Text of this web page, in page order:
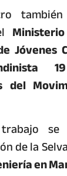
Jóvenes
del
de la
en